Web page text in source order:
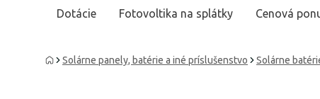
Dotácie Fotovoltika na splátky Cenová
Solárne panely, batérie a iné príslušenstvo Solárne